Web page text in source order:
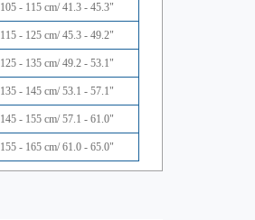
105 - 115 cm/ 41.3 - 45.3"
115 - 125 cm/ 45.3 - 49.2"
125 - 135 cm/ 49.2 - 53.1"
135 - 145 cm/ 53.1 - 57.1"
145 - 155 cm/ 57.1 - 61.0"
155 - 165 cm/ 61.0 - 65.0"